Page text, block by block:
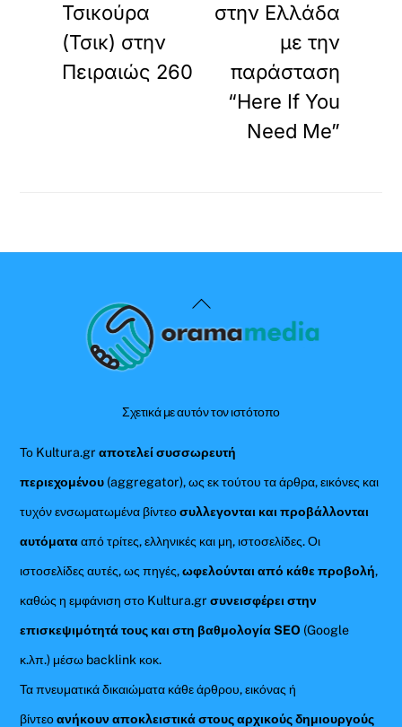
Τσικούρα
(Τσικ) στην
Πειραιώς 260
στην Ελλάδα
με την
παράσταση
“Here If You
Need Me”
Back
To
Σχετικά με αυτόν τον ιστότοπο
Το Kultura.grαποτελεί συσσωρευτή
περιεχομένου (aggregator), ως εκ τούτου τα άρθρα, εικόνες και
τυχόν ενσωματωμένα βίντεοσυλλεγονται και προβάλλονται
αυτόματααπό τρίτες, ελληνικές και μη, ιστοσελίδες. Οι
ιστοσελίδες αυτές, ως πηγές,ωφελούνται από κάθε προβολή,
καθώς η εμφάνιση στο Kultura.gr συνεισφέρει στην
επισκεψιμότητά τους και στη βαθμολογία SEO (Google
κ.λπ.) μέσω backlink κοκ.
Τα πνευματικά δικαιώματα κάθε άρθρου, εικόνας ή
βίντεοανήκουν αποκλειστικά στους αρχικούς δημιουργούς